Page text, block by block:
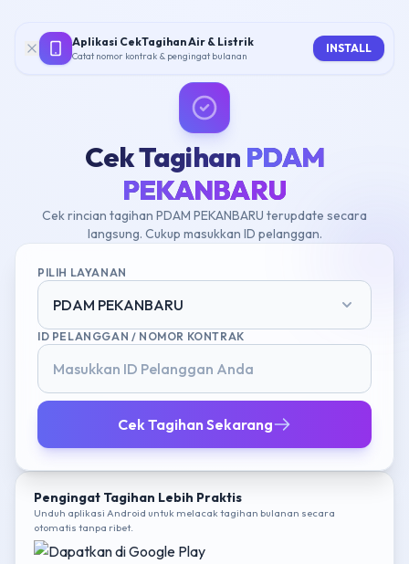
Aplikasi CekTagihan Air & Listrik
Catat nomor kontrak & pengingat bulanan
INSTALL
Cek Tagihan PDAM
PEKANBARU
Cek rincian tagihan PDAM PEKANBARU terupdate secara
langsung. Cukup masukkan ID pelanggan.
PILIH LAYANAN
PDAM PEKANBARU
ID PELANGGAN / NOMOR KONTRAK
Cek Tagihan Sekarang
Pengingat Tagihan Lebih Praktis
Unduh aplikasi Android untuk melacak tagihan bulanan secara
otomatis tanpa ribet.